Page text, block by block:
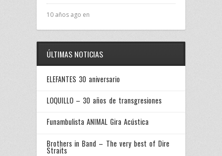
10 años ago en
ÚLTIMAS NOTICIAS
ELEFANTES 30 aniversario
LOQUILLO – 30 años de transgresiones
Funambulista ANIMAL Gira Acústica
Brothers in Band – The very best of Dire
Straits